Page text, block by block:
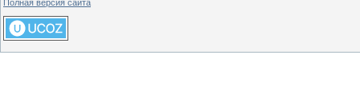
Полная версия сайта